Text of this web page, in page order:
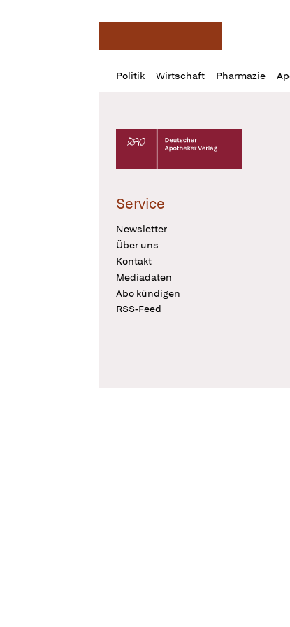
Politik Wirtschaft Pharmazie
Profil
öffnen
Daz
Pur
Deutscher Apotheker Verlag Logo
Service
Newsletter
Über uns
Kontakt
Mediadaten
Abo kündigen
RSS-Feed